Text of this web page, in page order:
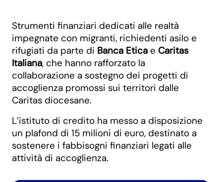
Strumenti finanziari dedicati alle realtà
impegnate con migranti, richiedenti asilo e
rifugiati da parte di Banca Etica e Caritas
Italiana, che hanno rafforzato la
collaborazione a sostegno dei progetti di
accoglienza promossi sui territori dalle
Caritas diocesane.
L’istituto di credito ha messo a disposizione
un plafond di 15 milioni di euro, destinato a
sostenere i fabbisogni finanziari legati alle
attività di accoglienza.